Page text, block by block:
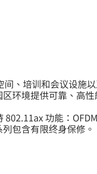
、培训和会议设施
境提供可靠、高性
功能：
包含有限终身保修。